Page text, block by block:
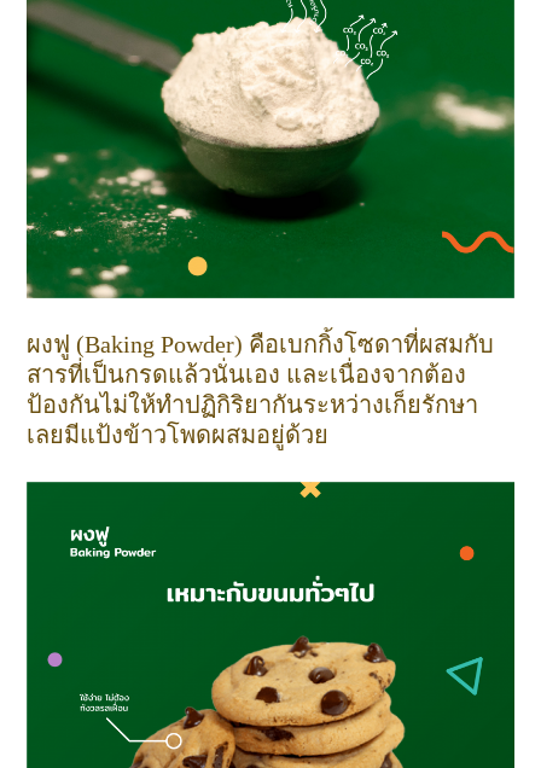
ผงฟู (Baking Powder) คือเบกกิ้งโซดาที่ผสมกับ
สารที่เป็นกรดแล้วนั่นเอง และเนื่องจากต้อง
ป้องกันไม่ให้ทำปฏิกิริยากันระหว่างเก็ยรักษา
เลยมีแป้งข้าวโพดผสมอยู่ด้วย